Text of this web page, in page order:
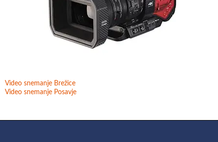
Video snemanje Brežice
Video snemanje Posavje